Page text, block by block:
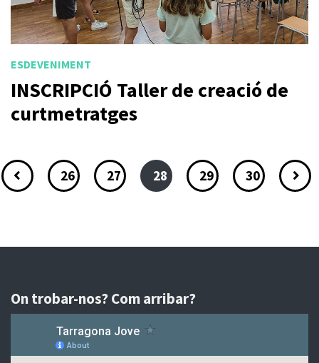
ESDEVENIMENT
INSCRIPCIÓ Taller de creació de
curtmetratges
26 27 28 29 30
On trobar-nos? Com arribar?